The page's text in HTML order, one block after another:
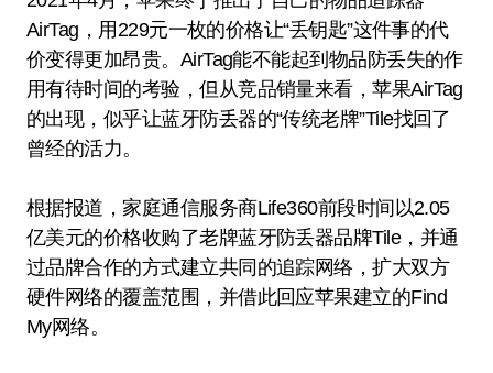
AirTag，用229元一枚的价格让“丢钥匙”这件事的代
价变得更加昂贵。AirTag能不能起到物品防丢失的作
用有待时间的考验，但从竞品销量来看，苹果AirTag
的出现，似乎让蓝牙防丢器的“传统老牌”Tile找回了
曾经的活力。
根据报道，家庭通信服务商Life360前段时间以2.05
亿美元的价格收购了老牌蓝牙防丢器品牌Tile，并通
过品牌合作的方式建立共同的追踪网络，扩大双方
硬件网络的覆盖范围，并借此回应苹果建立的Find
My网络。